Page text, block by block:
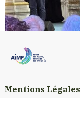
Mentions Légales